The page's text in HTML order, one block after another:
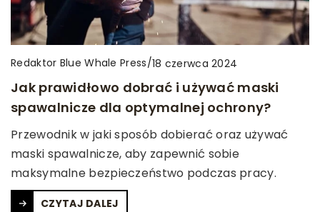
Redaktor Blue Whale Press/18 czerwca 2024
Jak prawidłowo dobrać i używać maski
spawalnicze dla optymalnej ochrony?
Przewodnik w jaki sposób dobierać oraz używać
maski spawalnicze, aby zapewnić sobie
maksymalne bezpieczeństwo podczas pracy.
CZYTAJ DALEJ